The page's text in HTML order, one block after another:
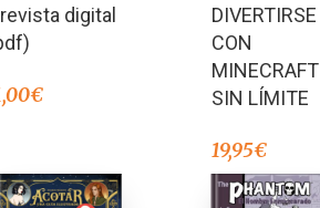
digital
€
DIVERTIRSE
CON
MINECRAFT
SIN LÍMITE
19,95€